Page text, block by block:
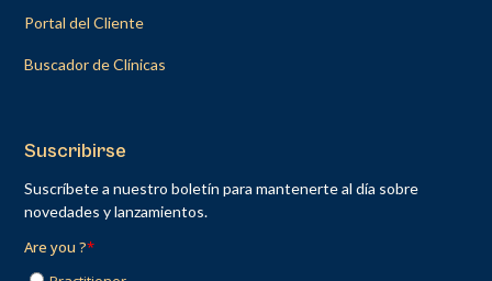
Portal del Cliente
Buscador de Clínicas
Suscribirse
Suscríbete a nuestro boletín para mantenerte al día sobre
novedades y lanzamientos.